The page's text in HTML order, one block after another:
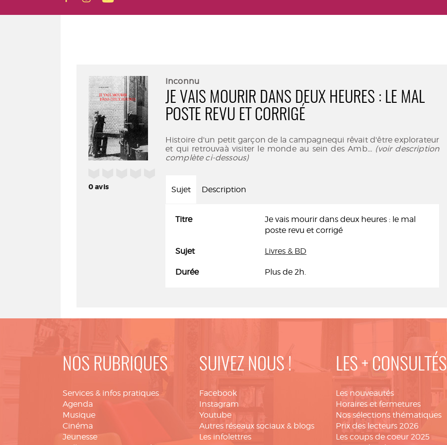
0avis
Inconnu
JE VAIS MOURIR DANS DEUX HEURES : LE MAL
POSTE REVU ET CORRIGÉ
Histoire d'un petit garçon de la campagnequi rêvait d'être explorateur
et qui retrouvaà visiter le monde au sein des Amb... (voir description
complète ci-dessous)
Sujet Description
Titre
Je vais mourir dans deux heures : le mal
poste revu et corrigé
Sujet Livres & BD
Durée Plus de 2h.
NOS RUBRIQUES
Services & infos pratiques
Agenda
Musique
Cinéma
Jeunesse
SUIVEZ NOUS !
Facebook
Instagram
Youtube
Autres réseaux sociaux & blogs
Les infolettres
LES + CONSULTÉS
Les nouveautés
Horaires et fermetures
Nos sélections thématiques
Prix des lecteurs 2026
Les coups de coeur 2025